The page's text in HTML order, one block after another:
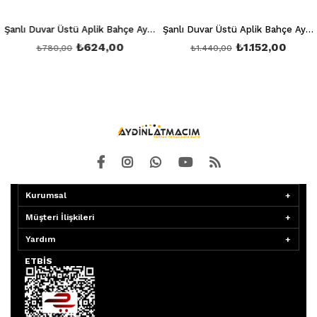
Şanlı Duvar Üstü Aplik Bahçe Aydınlatma Armatürü Şa 858
₺624,00
₺780,00
Şanlı Duvar Üstü Aplik Bahçe Aydınlatma Armatürü Şa 859
₺1.152,00
₺1.440,00
Kurumsal
Müşteri İlişkileri
Yardım
ETBİS